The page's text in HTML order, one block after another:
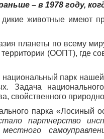
– в 1978 году,
дикие животные имеют
планеты по всему
(ООПТ), где
парк
Задача
свойственного
парка «Лосиный
партнерство